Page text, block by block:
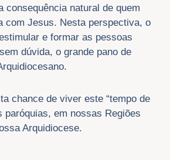
consequência natural de quem
com Jesus. Nesta perspectiva, o
e formar as pessoas
dúvida, o grande pano de
chance de viver este “tempo de
paróquias, em nossas Regiões
Arquidiocese.